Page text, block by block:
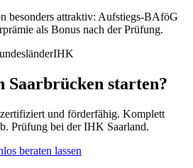
besonders attraktiv: Aufstiegs-BAföG
als Bonus nach der Prüfung.
IHK
starten?
und förderfähig. Komplett
Prüfung bei der IHK Saarland.
beraten lassen